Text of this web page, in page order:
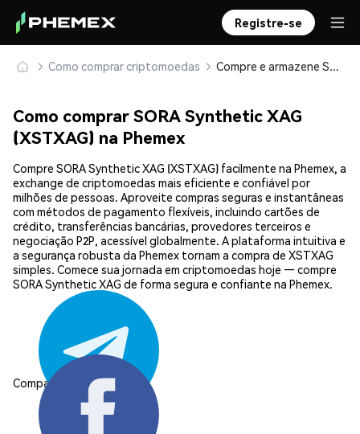
Registre-se
Como comprar criptomoedas Compre e armazene SORA Synthetic XAG (XSTXAG) com segurança
Como comprar SORA Synthetic XAG
(XSTXAG) na Phemex
Compre SORA Synthetic XAG (XSTXAG) facilmente na Phemex, a
exchange de criptomoedas mais eficiente e confiável por
milhões de pessoas. Aproveite compras seguras e instantâneas
com métodos de pagamento flexíveis, incluindo cartões de
crédito, transferências bancárias, provedores terceiros e
negociação P2P, acessível globalmente. A plataforma intuitiva e
a segurança robusta da Phemex tornam a compra de XSTXAG
simples. Comece sua jornada em criptomoedas hoje — compre
SORA Synthetic XAG de forma segura e confiante na Phemex.
Compartilhar: